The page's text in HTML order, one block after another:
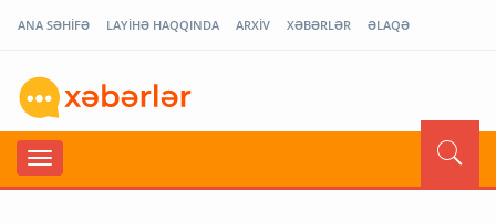
ANA SƏHİFƏ LAYİHƏ HAQQINDA ARXİV XƏBƏRLƏR ƏLAQƏ